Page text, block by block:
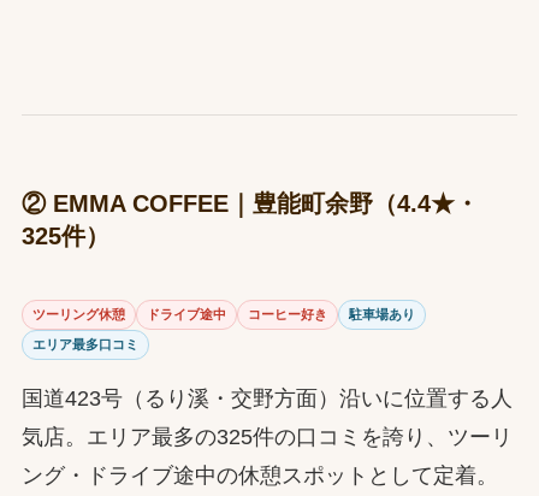
② EMMA COFFEE｜豊能町余野（4.4★・
325件）
ツーリング休憩 ドライブ途中 コーヒー好き 駐車場あり
エリア最多口コミ
国道423号（るり溪・交野方面）沿いに位置する人
気店。エリア最多の325件の口コミを誇り、ツーリ
ング・ドライブ途中の休憩スポットとして定着。